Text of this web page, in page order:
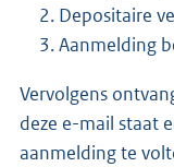
Depositaire
Aanmelding
Vervolgens
deze e-mail staat
aanmelding te